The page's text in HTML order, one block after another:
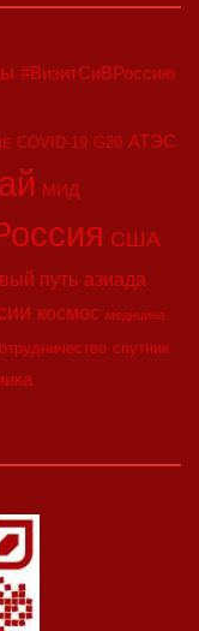
#ВизитСиВРоссию
COVID-19 G20 АТЭС
МИД
США
путь азиада
космос медицина
спутник